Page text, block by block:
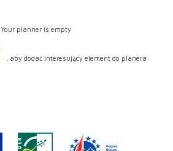
Your planner is empty
, aby dodać interesujący element do planera